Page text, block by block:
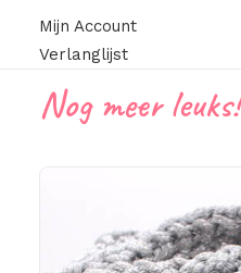
Mijn Account
Verlanglijst
Nog meer leuks!